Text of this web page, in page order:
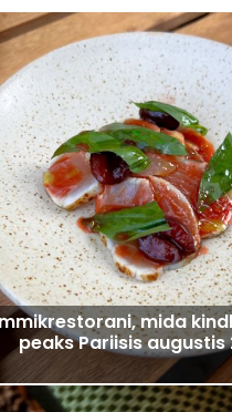
mida
peaks Pariisis augustis